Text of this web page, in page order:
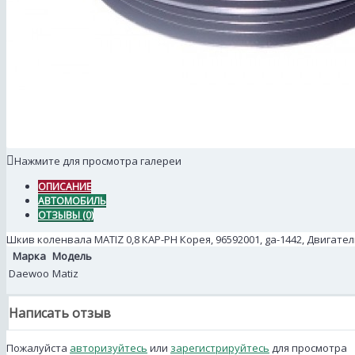
Нажмите для просмотра галереи
ОПИСАНИЕ
АВТОМОБИЛЬ
ОТЗЫВЫ (0)
Шкив коленвала MATIZ 0,8 КАР-РН Корея, 96592001, ga-1442,
Марка Модель
Daewoo Matiz
Написать отзыв
Пожалуйста авторизуйтесь или зарегистрируйтесь для просмотра